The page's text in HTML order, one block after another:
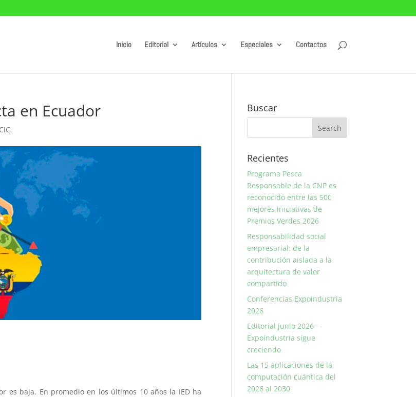
Inicio Editorial Artículos Especiales Contactos
en Ecuador
es baja. En promedioen los últimos 10 años la IED ha
Buscar
Recientes
Programa Pesca
Responsable de la CNP es
reconocido entre las 500
mejores iniciativas de
Premios Verdes 2026
Responsabilidad social
empresarial: de la
contribución aislada a la
arquitectura de valor
compartido
Conferencias Expoindustria
2026
Editorial junio 2026 –
Expoindustria sigue
creciendo
Las 15 aplicaciones de la
computación cuántica del
2026 al 2030